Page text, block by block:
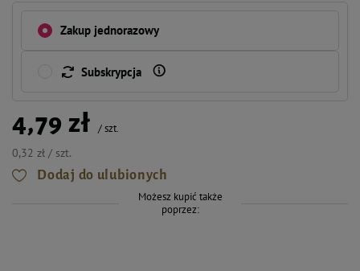
Zakup jednorazowy
Subskrypcja
4,79 zł /szt.
0,32 zł / szt.
Dodaj do ulubionych
Możesz kupić także
poprzez: